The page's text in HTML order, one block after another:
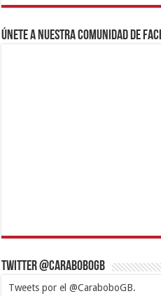
Únete a nuestra comunidad de
Twitter @CaraboboGB
Tweets por el @CaraboboGB.